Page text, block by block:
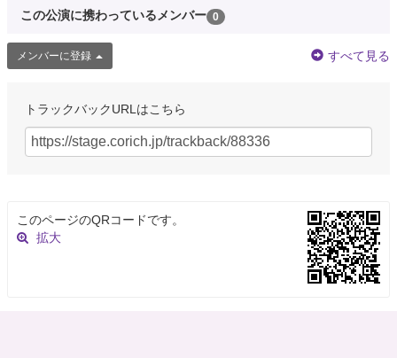
この公演に携わっているメンバー 0
メンバーに登録 すべて見る
トラックバックURLはこちら
このページのQRコードです。
拡大